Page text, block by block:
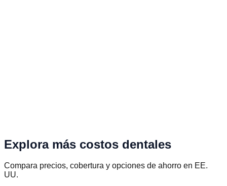
Explora más costos dentales
Compara precios, cobertura y opciones de ahorro en EE.
UU.